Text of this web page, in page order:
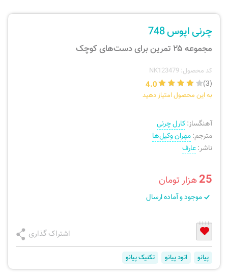
نی، فلوت، سازهای بادی
ارسال سفارش
چرنی اپوس 748
مجموعه ۲۵ تمرین برای دست‌های کوچک
کد محصول: NK123479
(3)
4.0
به این محصول امتیاز دهید
آهنگساز:کارل چرنی
مترجم:مهران وکیل‌ها
ناشر:عارف
25هزار تومان
موجود و آماده ارسال
اشتراک گذاری
پیانو اتود پیانو تکنیک پیانو